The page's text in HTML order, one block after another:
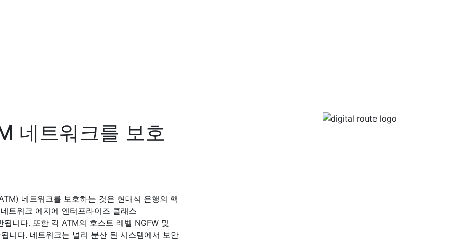
네트워크를 보호
네트워크를 보호하는 것은 현대식 은행의 핵
트워크 에지에 엔터프라이즈 클래스
니다. 또한 각 ATM의 호스트 레벨 NGFW 및
니다. 네트워크는 널리 분산 된 시스템에서 보안